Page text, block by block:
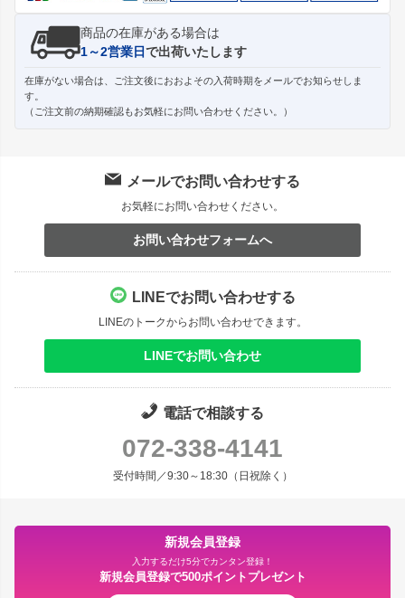
商品の在庫がある場合は
1～2営業日で出荷いたします
在庫がない場合は、ご注文後におおよその入荷時期をメールでお知らせしま
す。
（ご注文前の納期確認もお気軽にお問い合わせください。）
メールでお問い合わせする
お気軽にお問い合わせください。
お問い合わせフォームへ
LINEでお問い合わせする
LINEのトークからお問い合わせできます。
LINEでお問い合わせ
電話で相談する
072-338-4141
受付時間／9:30～18:30（日祝除く）
新規会員登録
入力するだけ5分でカンタン登録！
新規会員登録で500ポイントプレゼント